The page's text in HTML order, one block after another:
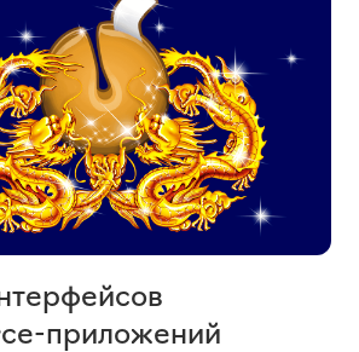
приложений